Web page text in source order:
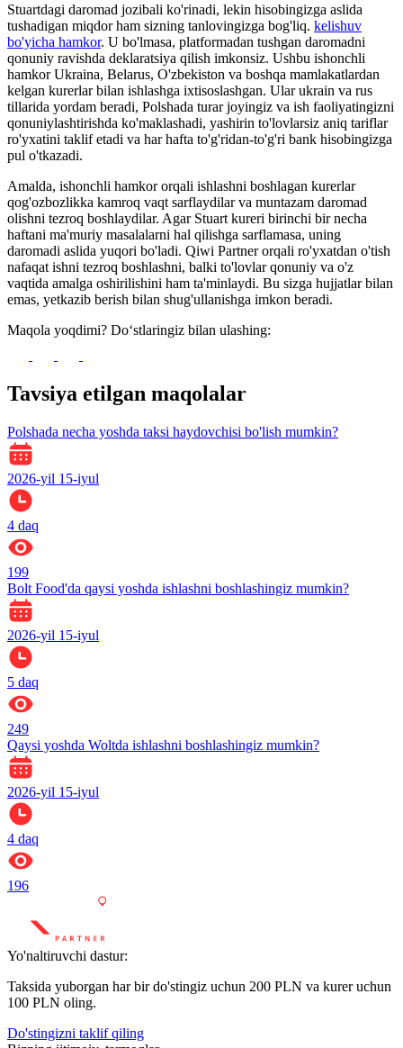
Stuartdagi daromad jozibali ko'rinadi, lekin hisobingizga aslida
tushadigan miqdor ham sizning tanlovingizga bog'liq. kelishuv
bo'yicha hamkor. U bo'lmasa, platformadan tushgan daromadni
qonuniy ravishda deklaratsiya qilish imkonsiz. Ushbu ishonchli
hamkor Ukraina, Belarus, O'zbekiston va boshqa mamlakatlardan
kelgan kurerlar bilan ishlashga ixtisoslashgan. Ular ukrain va rus
tillarida yordam beradi, Polshada turar joyingiz va ish faoliyatingizni
qonuniylashtirishda ko'maklashadi, yashirin to'lovlarsiz aniq tariflar
ro'yxatini taklif etadi va har hafta to'g'ridan-to'g'ri bank hisobingizga
pul o'tkazadi.
Amalda, ishonchli hamkor orqali ishlashni boshlagan kurerlar
qog'ozbozlikka kamroq vaqt sarflaydilar va muntazam daromad
olishni tezroq boshlaydilar. Agar Stuart kureri birinchi bir necha
haftani ma'muriy masalalarni hal qilishga sarflamasa, uning
daromadi aslida yuqori bo'ladi. Qiwi Partner orqali ro'yxatdan o'tish
nafaqat ishni tezroq boshlashni, balki to'lovlar qonuniy va o'z
vaqtida amalga oshirilishini ham ta'minlaydi. Bu sizga hujjatlar bilan
emas, yetkazib berish bilan shug'ullanishga imkon beradi.
Maqola yoqdimi? Do‘stlaringiz bilan ulashing:
Tavsiya etilgan maqolalar
Polshada necha yoshda taksi haydovchisi bo'lish mumkin?
2026-yil 15-iyul
4 daq
199
Bolt Food'da qaysi yoshda ishlashni boshlashingiz mumkin?
2026-yil 15-iyul
5 daq
249
Qaysi yoshda Woltda ishlashni boshlashingiz mumkin?
2026-yil 15-iyul
4 daq
196
Yo'naltiruvchi dastur:
Taksida yuborgan har bir do'stingiz uchun 200 PLN va kurer uchun
100 PLN oling.
Do'stingizni taklif qiling